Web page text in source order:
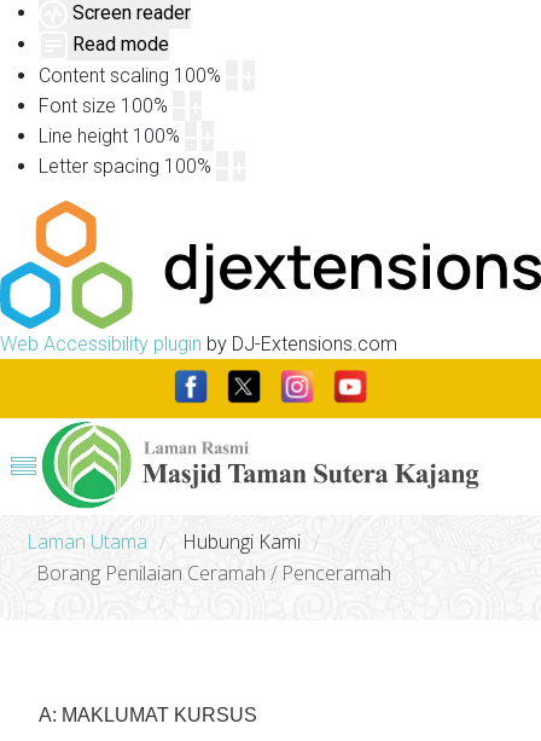
Screen reader
Read mode
Content scaling 100%
Font size 100%
Line height 100%
Letter spacing 100%
Web Accessibility plugin by DJ-Extensions.com
Laman Utama / Hubungi Kami /
Borang Penilaian Ceramah / Penceramah
A: MAKLUMAT KURSUS